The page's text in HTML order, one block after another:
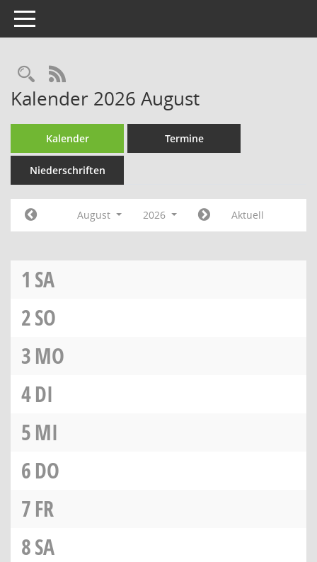
Toggle navigation
RSS-Feed
Kalender 2026 August
Kalender Termine
Niederschriften
August 2026 Aktuell
1 SA
2SO
3MO
4DI
5MI
6DO
7FR
8SA